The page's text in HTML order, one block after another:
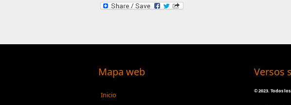
Mapa web
Inicio
Versos
©2023. Todos